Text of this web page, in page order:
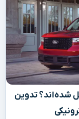
شده‌اند؟ تدوین